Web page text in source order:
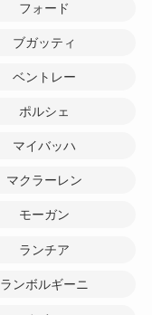
フォード
ブガッティ
ベントレー
ポルシェ
マイバッハ
マクラーレン
モーガン
ランチア
ランボルギーニ